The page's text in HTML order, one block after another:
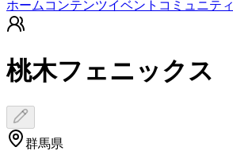
ホーム コンテンツイベント コミュニティ
桃木フェニックス
群馬県